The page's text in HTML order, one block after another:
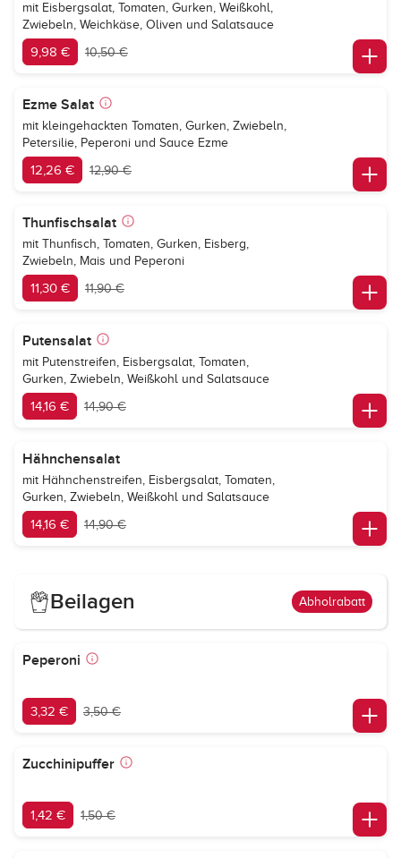
mit Eisbergsalat, Tomaten, Gurken, Weißkohl,
Zwiebeln, Weichkäse, Oliven und Salatsauce
9,98 € 10,50 €
Ezme Salat
mit kleingehackten Tomaten, Gurken, Zwiebeln,
Petersilie, Peperoni und Sauce Ezme
12,26 € 12,90 €
Thunfischsalat
mit Thunfisch, Tomaten, Gurken, Eisberg,
Zwiebeln, Mais und Peperoni
11,30 € 11,90 €
Putensalat
mit Putenstreifen, Eisbergsalat, Tomaten,
Gurken, Zwiebeln, Weißkohl und Salatsauce
14,16 € 14,90 €
Hähnchensalat
mit Hähnchenstreifen, Eisbergsalat, Tomaten,
Gurken, Zwiebeln, Weißkohl und Salatsauce
14,16 € 14,90 €
Beilagen Abholrabatt
Peperoni
3,32 € 3,50 €
Zucchinipuffer
1,42 € 1,50 €